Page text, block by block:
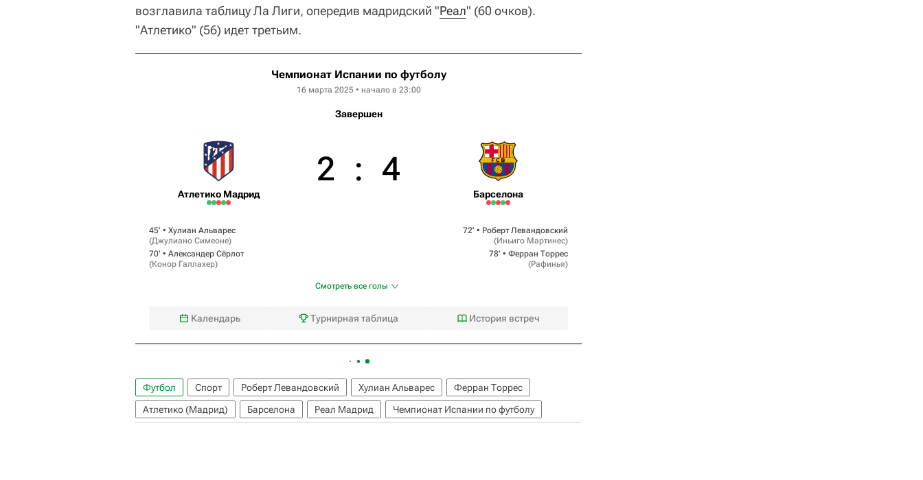
возглавила таблицу Ла Лиги, опередив мадридский "Реал" (60 очков).
"Атлетико" (56) идет третьим.
Чемпионат Испании по футболу
16 марта 2025 • начало в 23:00
Завершен
Атлетико Мадрид
2 : 4
Барселона
45‎’‎ • Хулиан Альварес
(Джулиано Симеоне)
70‎’‎ • Александер Сёрлот
(Конор Галлахер)
72‎’‎ • Роберт Левандовский
(Иньиго Мартинес)
78‎’‎ • Ферран Торрес
(Рафинья)
Смотреть все голы
Календарь Турнирная таблица История встреч
Футбол Спорт Роберт Левандовский Хулиан Альварес
Ферран Торрес
Атлетико (Мадрид)
Барселона Реал Мадрид Чемпионат Испании по футболу